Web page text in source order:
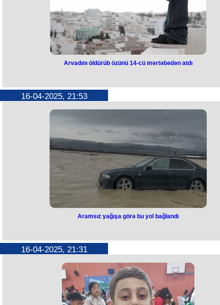
mərtəbədən atdı
Hadisə General Məmmədşərif Həmidov küçəsi, 53 ünvanında qeydə
Məlumata görə, ər arvadının başını kəsib, daha sonra özünü binanın
cü mərtəbəsindən ataraq intihar edib.
Arvadını öldürüb özünü 14-cü mərtəbədən atdı
16-04-2025, 21:53
bağlandı
səbəbindən bağlanıb.
Aramsız yağan yağışlar nəticəsində yolun 71-ci kilometrliyindən 75-ci
kilometrliyinədək hərəkət iflic olub.
Quba istiqamətindən Bakıya doğru hərəkət edən sürücülər yolda bir
çətinliklər yaşayıb.
Problem səhər saatlarından davam edir.
Aramsız yağışa görə bu yol bağlandı
16-04-2025, 21:31